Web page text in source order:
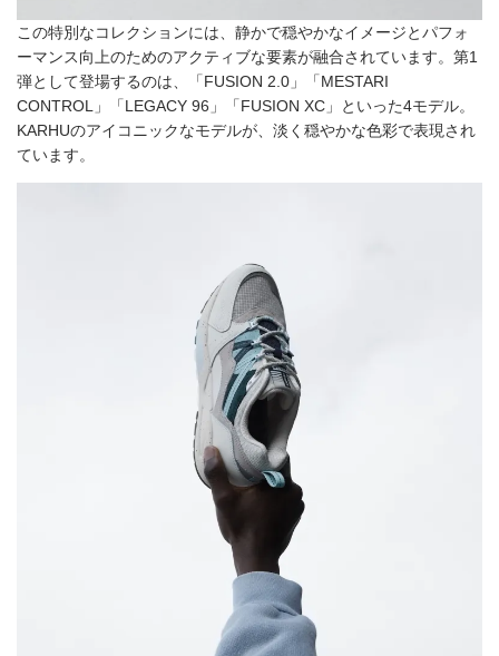
この特別なコレクションには、静かで穏やかなイメージとパフォ
ーマンス向上のためのアクティブな要素が融合されています。第1
弾として登場するのは、「FUSION 2.0」「MESTARI
CONTROL」「LEGACY 96」「FUSION XC」といった4モデル。
KARHUのアイコニックなモデルが、淡く穏やかな色彩で表現され
ています。